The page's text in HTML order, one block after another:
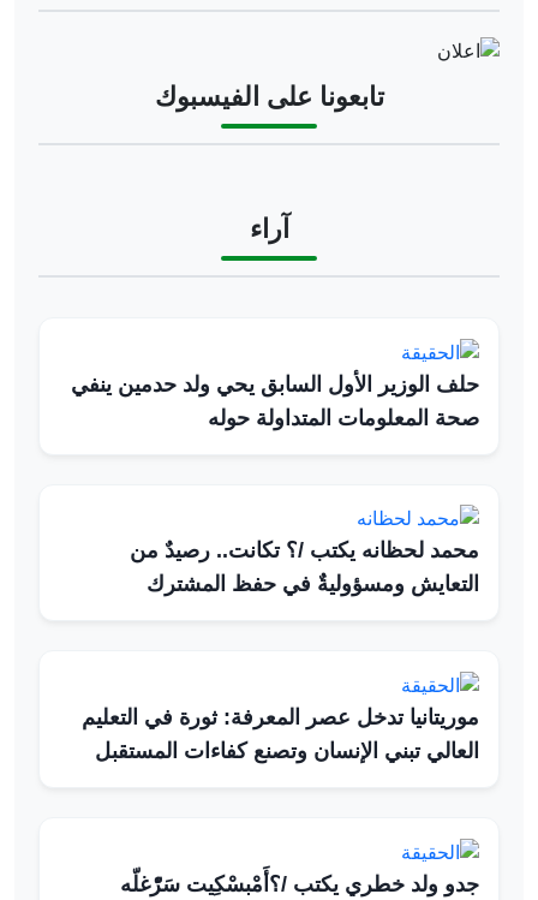
Image
تابعونا على الفيسبوك
آراء
حلف الوزير الأول السابق يحي ولد حدمين ينفي
صحة المعلومات المتداولة حوله
محمد لحظانه يكتب /؟ تكانت.. رصيدٌ من
التعايش ومسؤوليةٌ في حفظ المشترك
موريتانيا تدخل عصر المعرفة: ثورة في التعليم
العالي تبني الإنسان وتصنع كفاءات المستقبل
جدو ولد خطري يكتب /؟أَمْبسْكِيت سَرّْغلّه